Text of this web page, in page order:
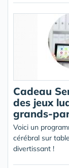
Cadeau
des jeux
grands-
Voici un
cérébral sur
divertissant !